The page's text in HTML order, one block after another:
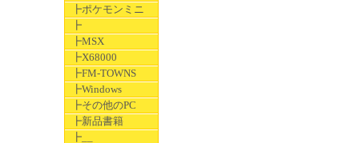
┣ポケモンミニ
┣
┣MSX
┣X68000
┣FM-TOWNS
┣Windows
┣その他のPC
┣新品書籍
┣__